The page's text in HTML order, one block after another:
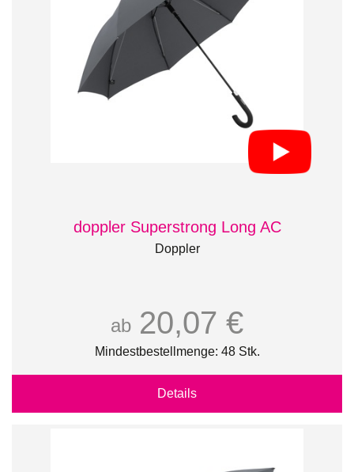
doppler Superstrong Long AC
Doppler
ab 20,07 €
Mindestbestellmenge: 48 Stk.
Details